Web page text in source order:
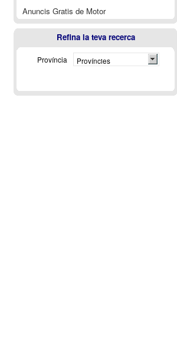
Anuncis Gratis de Motor
Refina la teva recerca
Província Províncies